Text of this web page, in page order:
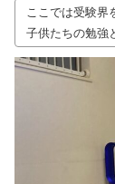
ここでは受験界
子供たちの勉強